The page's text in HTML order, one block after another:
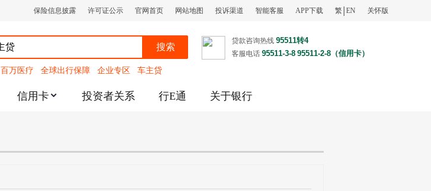
保险信息披露 许可证公示 官网首页 网站地图 投诉渠道 智能客服 APP下载 繁 EN 关怀版
搜索
贷款咨询热线 95511转4
客服电话 95511-3-8 95511-2-8（信用卡）
百万医疗 全球出行保障 企业专区 车主贷
信用卡 投资者关系 行E通 关于银行